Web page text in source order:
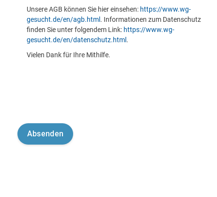
Unsere AGB können Sie hier einsehen: https://www.wg-
gesucht.de/en/agb.html . Informationen zum Datenschutz
finden Sie unter folgendem Link: https://www.wg-
gesucht.de/en/datenschutz.html .
Vielen Dank für Ihre Mithilfe.